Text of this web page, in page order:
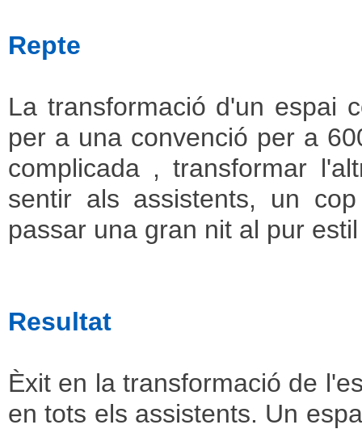
Repte
La transformació d'un espai
per a una convenció per a
complicada , transformar
sentir als assistents, un
passar una gran nit al pur
Resultat
Èxit en la transformació de
en tots els assistents. Un